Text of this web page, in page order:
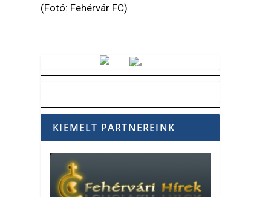
(Fotó: Fehérvár FC)
KIEMELT PARTNEREINK